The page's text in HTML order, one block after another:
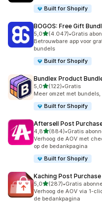
Built for Shopify
BOGOS: Free Gift
5,0van 5 sterren
(4.047)
4047 recensies in totaal
•Gratis
Betrouwbare app voor
bundels
Built for Shopify
Bundlex Product
5,0van 5 sterren
(122)
122 recensies in totaal
•Gratis
Meer omzet met
Built for Shopify
Aftersell Post
4,8van 5 sterren
(884)
884 recensies in totaal
•Gratis
Verhoog de AOV met
op de bedankpagina
Built for Shopify
Kaching Post
5,0van 5 sterren
(287)
287 recensies in totaal
•Gratis
Verhoog de AOV via 1-
de bedankpagina